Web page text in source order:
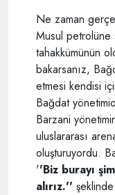
Ne zaman
Musul petrolüne
tahakkümünün
bakarsanız,
etmesi kendisi
Bağdat
Barzani
uluslararası
oluşturuyordu.
''Biz burayı
alırız.''